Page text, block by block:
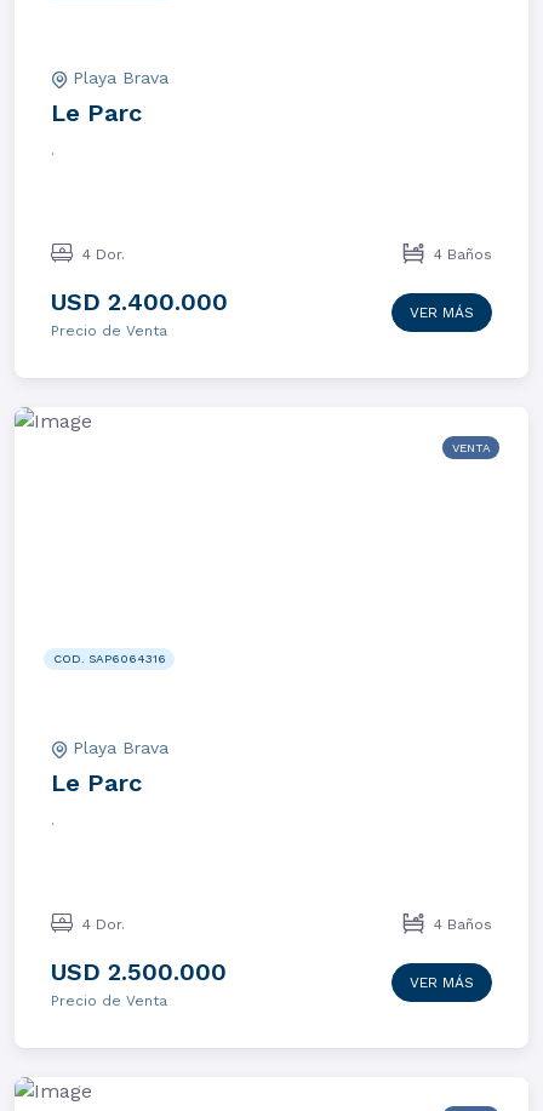
Playa Brava
Le Parc
.
4 Dor. 4 Baños
USD 2.400.000
Precio de Venta
VER MÁS
VENTA
COD. SAP6064316
Playa Brava
Le Parc
.
4 Dor. 4 Baños
USD 2.500.000
Precio de Venta
VER MÁS